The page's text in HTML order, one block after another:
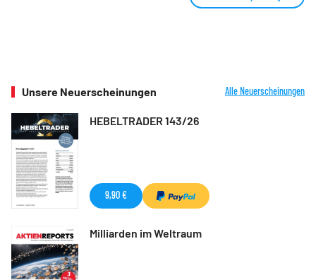
Unsere Neuerscheinungen Alle Neuerscheinungen
HEBELTRADER 143/26
9,90 €
Milliarden im Weltraum